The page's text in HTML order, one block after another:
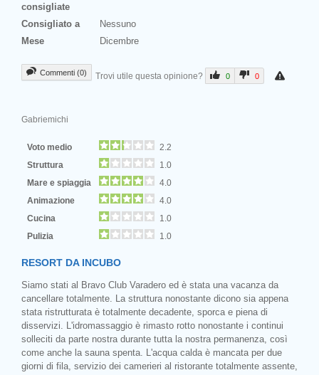
consigliate
Consigliato a
Nessuno
Mese
Dicembre
Commenti (0) Trovi utile questa opinione? 0 0
Gabriemichi
Voto medio
2.2
Struttura
1.0
Mare e spiaggia
4.0
Animazione
4.0
Cucina
1.0
Pulizia
1.0
RESORT DA INCUBO
Siamo stati al Bravo Club Varadero ed è stata una vacanza da
cancellare totalmente. La struttura nonostante dicono sia appena
stata ristrutturata è totalmente decadente, sporca e piena di
disservizi. L'idromassaggio è rimasto rotto nonostante i continui
solleciti da parte nostra durante tutta la nostra permanenza, così
come anche la sauna spenta. L'acqua calda è mancata per due
giorni di fila, servizio dei camerieri al ristorante totalmente assente,